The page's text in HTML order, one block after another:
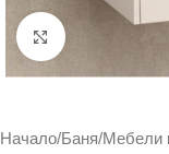
Click to
Начало Баня Мебели